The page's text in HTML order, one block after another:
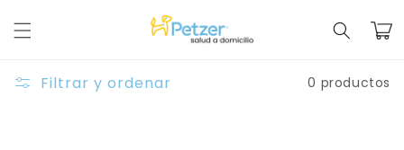
contenido
Carrito
Filtrar y ordenar 0 productos